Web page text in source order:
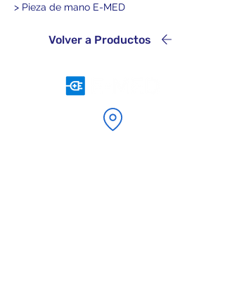
> Pieza de mano E-MED
Volver a Productos